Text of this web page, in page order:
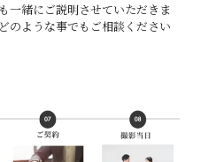
一緒にご説明させていただきま
のような事でもご相談ください